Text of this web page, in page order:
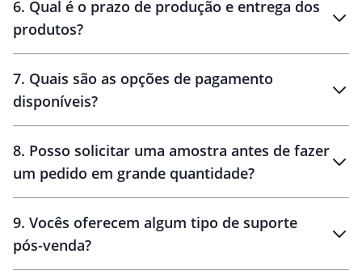
6. Qual é o prazo de produção e entrega dos
produtos?
10 dias
brinde
48 horas
7. Quais são as opções de pagamento
disponíveis?
8. Posso solicitar uma amostra antes de fazer
um pedido em grande quantidade?
9. Vocês oferecem algum tipo de suporte
pós-venda?